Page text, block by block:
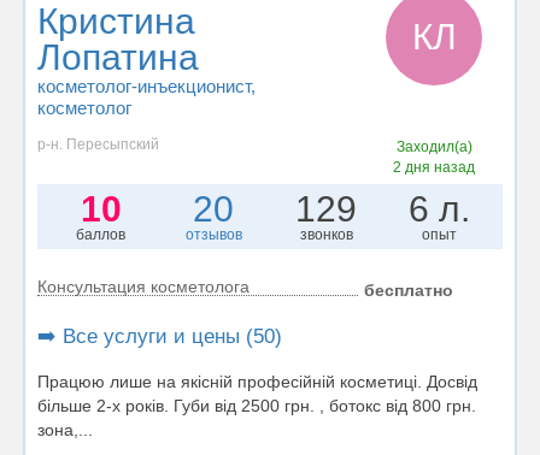
Кристина
Лопатина
косметолог-инъекционист,
косметолог
КЛ
р-н. Пересыпский
Заходил(а)
2 дня назад
10
баллов
20
отзывов
129
звонков
6 л.
опыт
Консультация косметолога бесплатно
➡️ Все услуги и цены (50)
Працюю лише на якісній професійній косметиці. Досвід
більше 2-х років. Губи від 2500 грн. , ботокс від 800 грн.
зона,...